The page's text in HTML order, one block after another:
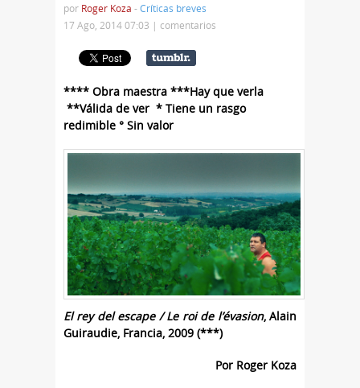
por Roger Koza -Críticas breves
17 Ago, 2014 07:03 | comentarios
**** Obra maestra ***Hay que verla
**Válida de ver * Tiene un rasgo
redimible ° Sin valor
El rey del escape / Le roi de l’évasion, Alain
Guiraudie, Francia, 2009 (***)
Por Roger Koza